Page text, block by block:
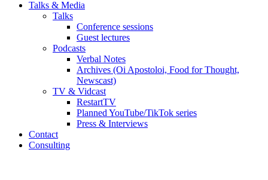
Talks & Media
Talks
Conference sessions
Guest lectures
Podcasts
Verbal Notes
Archives (Oi Apostoloi, Food for Thought,
Newscast)
TV & Vidcast
RestartTV
Planned YouTube/TikTok series
Press & Interviews
Contact
Consulting